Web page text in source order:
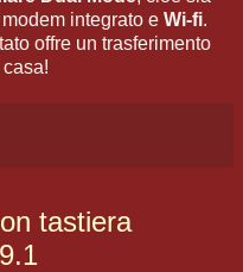
integrato e Wi-fi.
offre un trasferimento
tastiera